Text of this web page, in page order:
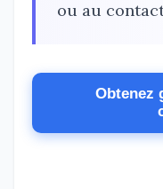
ou au
Obtenez